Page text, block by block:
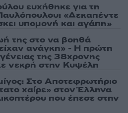
ευχήθηκε για τη
«Δεκαπέντε
υπομονή και αγάπη»
της στο να βοηθά
ανάγκη» - Η πρώτη
της 38χρονης
νεκρή στην Κυψέλη
Στο Αποτεφρωτήριο
χαίρε» στον Έλληνα
που έπεσε στην